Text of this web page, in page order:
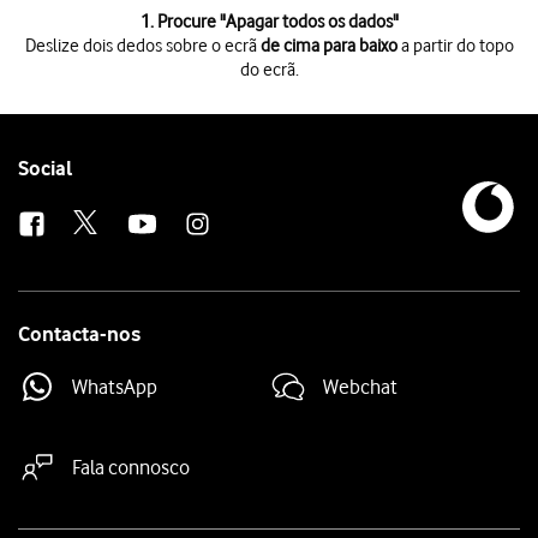
1. Procure "Apagar todos os dados"
Deslize dois dedos sobre o ecrãde cima para baixoa partir do topo
do ecrã.
Primao ícone de definições.
PrimaReposição de fábrica
Prima
Reposição de fábrica
Prima
Seguinte.
Follow
Social
Contacta-nos
WhatsApp Webchat
Fala connosco